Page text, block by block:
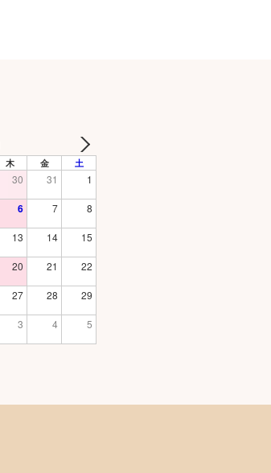
木 金 土
30 31 1
6 7 8
13 14 15
20 21 22
27 28 29
3 4 5